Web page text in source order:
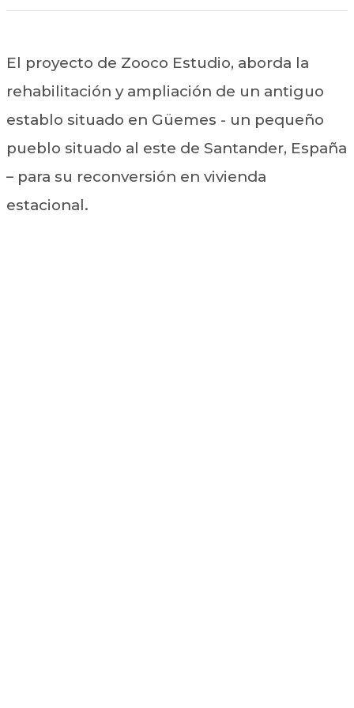
El proyecto de Zooco Estudio, aborda la
rehabilitación y ampliación de un antiguo
establo situado en Güemes - un pequeño
pueblo situado al este de Santander, España
– para su reconversión en vivienda
estacional.